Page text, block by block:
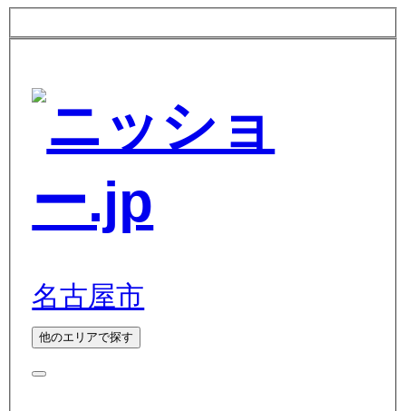
名古屋市
他のエリアで探す